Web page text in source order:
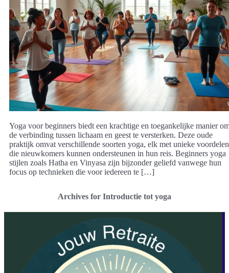
Yoga voor beginners biedt een krachtige en toegankelijke manier
de verbinding tussen lichaam en geest te versterken. Deze oude
praktijk omvat verschillende soorten yoga, elk met unieke voordelen
die nieuwkomers kunnen ondersteunen in hun reis. Beginners yoga
stijlen zoals Hatha en Vinyasa zijn bijzonder geliefd vanwege hun
focus op technieken die voor iedereen te […]
Archives for Introductie tot yoga